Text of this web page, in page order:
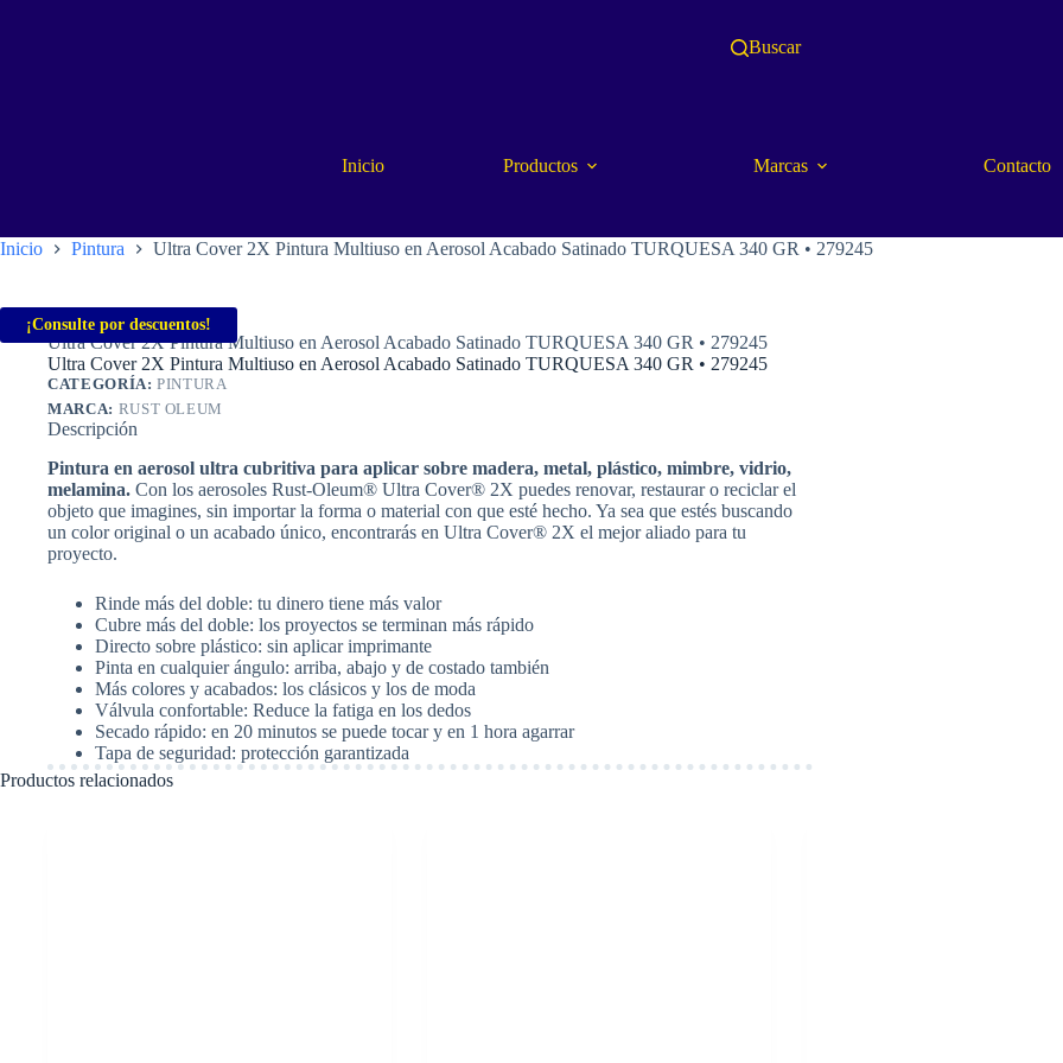
Buscar
Inicio Productos Marcas Contacto
Inicio Pintura Ultra Cover 2X Pintura Multiuso en Aerosol Acabado Satinado TURQUESA 340 GR • 279245
¡Consulte por descuentos!
Inicio
Pintura
Ultra Cover 2X Pintura Multiuso en Aerosol Acabado Satinado TURQUESA 340 GR • 279245
Ultra Cover 2X Pintura Multiuso en Aerosol Acabado Satinado TURQUESA 340 GR • 279245
CATEGORÍA:PINTURA
MARCA: RUST OLEUM
Descripción
Pintura en aerosol ultra cubritiva para aplicar sobre madera, metal, plástico, mimbre, vidrio,
melamina. Con los aerosoles Rust-Oleum® Ultra Cover® 2X puedes renovar, restaurar o reciclar el
objeto que imagines, sin importar la forma o material con que esté hecho. Ya sea que estés buscando
un color original o un acabado único, encontrarás en Ultra Cover® 2X el mejor aliado para tu
proyecto.
Rinde más del doble: tu dinero tiene más valor
Cubre más del doble: los proyectos se terminan más rápido
Directo sobre plástico: sin aplicar imprimante
Pinta en cualquier ángulo: arriba, abajo y de costado también
Más colores y acabados: los clásicos y los de moda
Válvula confortable: Reduce la fatiga en los dedos
Secado rápido: en 20 minutos se puede tocar y en 1 hora agarrar
Tapa de seguridad: protección garantizada
Productos relacionados